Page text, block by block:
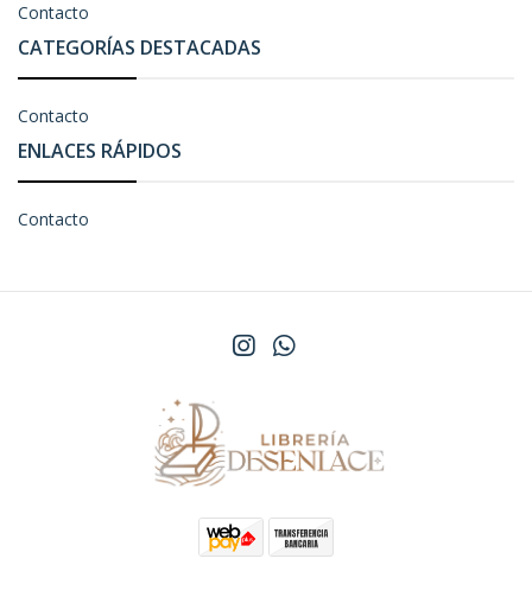
Contacto
CATEGORÍAS DESTACADAS
Contacto
ENLACES RÁPIDOS
Contacto